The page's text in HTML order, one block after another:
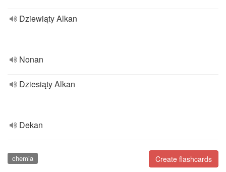
Dziewiąty Alkan
Nonan
Dziesiąty Alkan
Dekan
Create flashcards
chemia